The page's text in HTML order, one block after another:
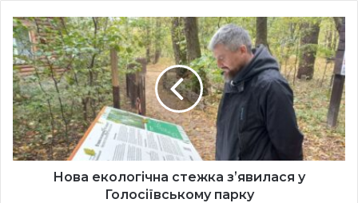
Нова
екологічна
стежка
зʼявилася
у
Голосіївському
парку
Нова екологічна стежка зʼявилася у
Голосіївському парку